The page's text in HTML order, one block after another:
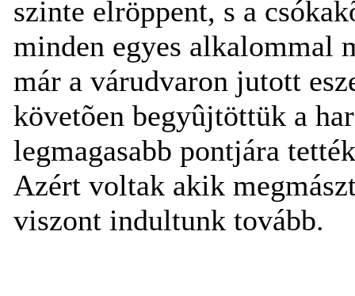
szinte elröppent, s a
minden egyes alkalommal
már a várudvaron jutott
követõen begyûjtöttük a
legmagasabb pontjára
Azért voltak akik
viszont indultunk tovább.